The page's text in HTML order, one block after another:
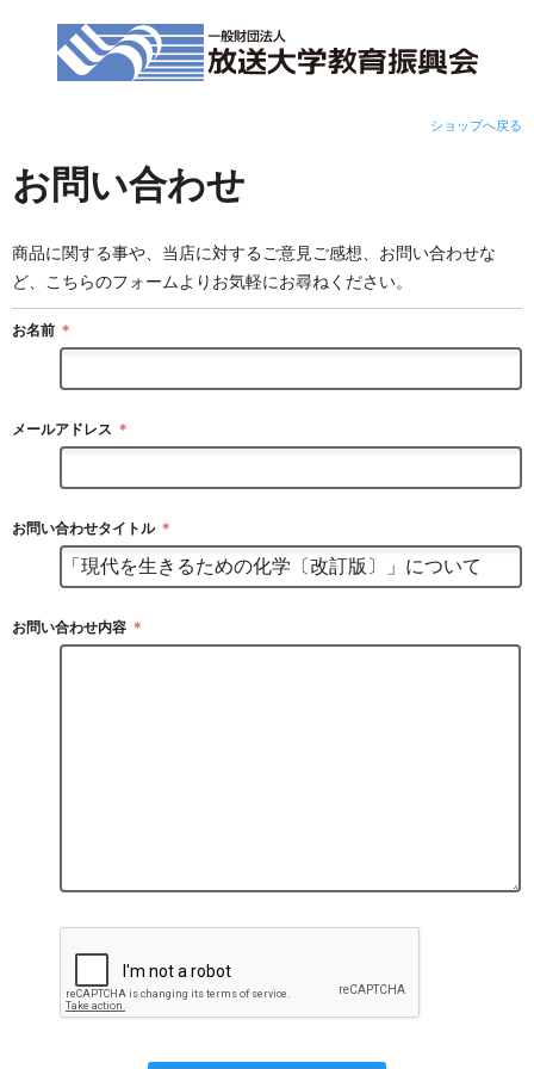
ショップへ戻る
お問い合わせ
商品に関する事や、当店に対するご意見ご感想、お問い合わせな
ど、こちらのフォームよりお気軽にお尋ねください。
お名前 ＊
メールアドレス ＊
お問い合わせタイトル ＊
お問い合わせ内容 ＊